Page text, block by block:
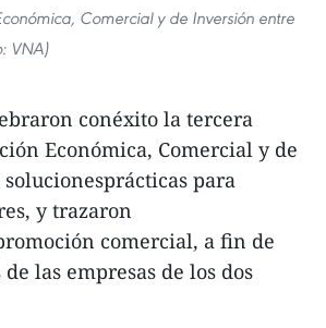
Comercial y de Inversión entre
VNA)
conéxito la tercera
Económica, Comercial y de
para
y trazaron
comercial, a fin de
las empresas de los dos